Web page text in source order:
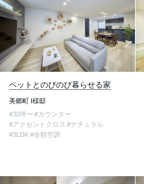
ペットとのびのび暮らせる家
美郷町 I様邸
#30坪〜 #カウンター
#アクセントクロス #ナチュラル
#3LDK#全館空調